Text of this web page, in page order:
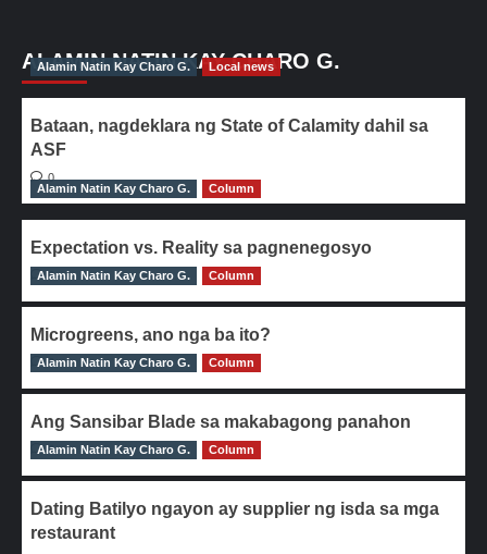
ALAMIN NATIN KAY CHARO G.
Alamin Natin Kay Charo G. Local news
Bataan, nagdeklara ng State of Calamity dahil sa
ASF
0
Alamin Natin Kay Charo G.
Column
Expectation vs. Reality sa pagnenegosyo
0
Alamin Natin Kay Charo G. Column
Microgreens, ano nga ba ito?
0
Alamin Natin Kay Charo G. Column
Ang Sansibar Blade sa makabagong panahon
0
Alamin Natin Kay Charo G. Column
Dating Batilyo ngayon ay supplier ng isda sa mga
restaurant